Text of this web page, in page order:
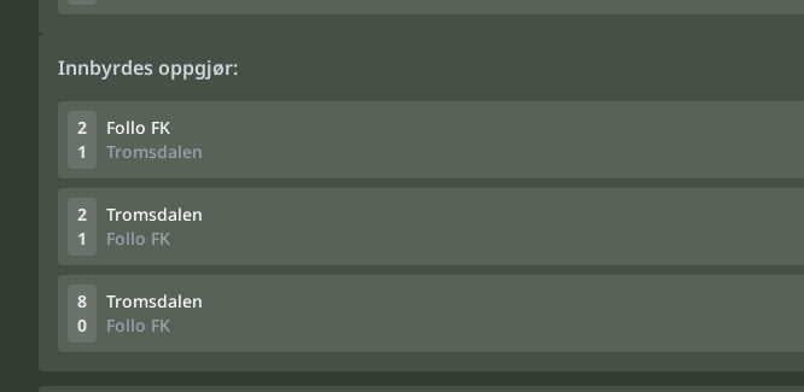
Innbyrdes oppgjør:
2
1
Follo FK
Tromsdalen
2
1
Tromsdalen
Follo FK
8
0
Tromsdalen
Follo FK